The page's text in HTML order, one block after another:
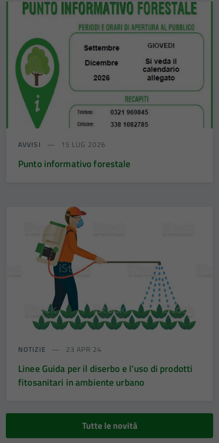
AVVISI 15 LUG 2026
Punto informativo forestale
NOTIZIE 23 APR 24
Linee Guida per il diserbo e l’uso di prodotti
fitosanitari in ambiente urbano
Tutte le novità